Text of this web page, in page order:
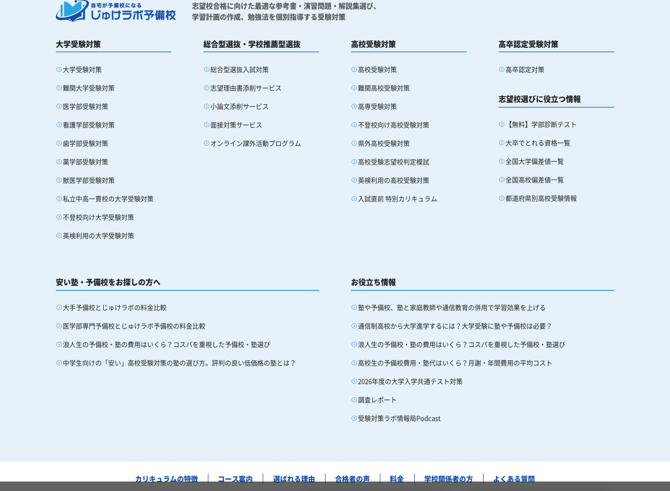
志望校合格に向けた最適な参考書・演習問題・解説集選び、
学習計画の作成、勉強法を個別指導する受験対策
大学受験対策
大学受験対策
難関大学受験対策
医学部受験対策
看護学部受験対策
歯学部受験対策
薬学部受験対策
獣医学部受験対策
私立中高一貫校の大学受験対策
不登校向け大学受験対策
英検利用の大学受験対策
総合型選抜・学校推薦型選抜
総合型選抜入試対策
志望理由書添削サービス
小論文添削サービス
面接対策サービス
オンライン課外活動プログラム
高校受験対策
高校受験対策
難関高校受験対策
高専受験対策
不登校向け高校受験対策
県外高校受験対策
高校受験志望校判定模試
英検利用の高校受験対策
入試直前 特別カリキュラム
高卒認定受験対策
高卒認定対策
志望校選びに役立つ情報
【無料】学部診断テスト
大卒でとれる資格一覧
全国大学偏差値一覧
全国高校偏差値一覧
都道府県別高校受験情報
安い塾・予備校をお探しの方へ
大手予備校とじゅけラボの料金比較
医学部専門予備校とじゅけラボ予備校の料金比較
浪人生の予備校・塾の費用はいくら？コスパを重視した予備校・塾選び
中学生向けの「安い」高校受験対策の塾の選び方。評判の良い低価格の塾とは？
お役立ち情報
塾や予備校、塾と家庭教師や通信教育の併用で学習効果を上げる
通信制高校から大学進学するには？大学受験に塾や予備校は必要？
浪人生の予備校・塾の費用はいくら？コスパを重視した予備校・塾選び
高校生の予備校費用・塾代はいくら？月謝・年間費用の平均コスト
2026年度の大学入学共通テスト対策
調査レポート
受験対策ラボ情報局Podcast
カリキュラムの特徴 コース案内 選ばれる理由 合格者の声 料金 学校関係者の方 よくある質問